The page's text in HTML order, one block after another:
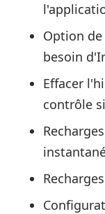
Option
besoin
Effacer
contrôle